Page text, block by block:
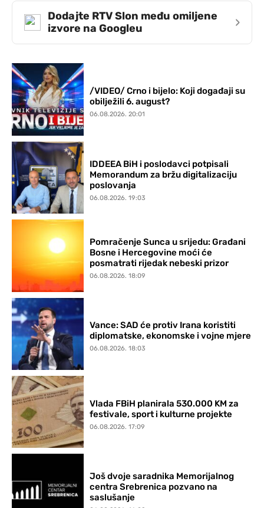
Dodajte RTV Slon među omiljene
izvore na Googleu
›
/VIDEO/ Crno i bijelo: Koji događaji su
obilježili 6. august?
06.08.2026. 20:01
IDDEEA BiH i poslodavci potpisali
Memorandum za bržu digitalizaciju
poslovanja
06.08.2026. 19:03
Pomračenje Sunca u srijedu: Građani
Bosne i Hercegovine moći će
posmatrati rijedak nebeski prizor
06.08.2026. 18:09
Vance: SAD će protiv Irana koristiti
diplomatske, ekonomske i vojne mjere
06.08.2026. 18:03
Vlada FBiH planirala 530.000 KM za
festivale, sport i kulturne projekte
06.08.2026. 17:09
Još dvoje saradnika Memorijalnog
centra Srebrenica pozvano na
saslušanje